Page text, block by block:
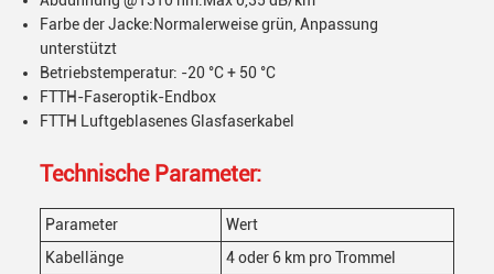
Farbe der Jacke:Normalerweise grün, Anpassung
unterstützt
Betriebstemperatur: -20 °C + 50 °C
FTTH-Faseroptik-Endbox
FTTH Luftgeblasenes Glasfaserkabel
Technische Parameter:
Parameter
Wert
Kabellänge
4 oder 6 km pro Trommel